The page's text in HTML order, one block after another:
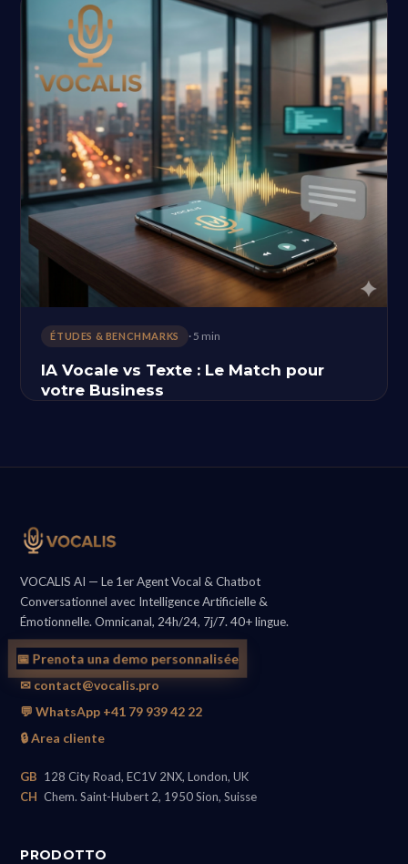
ÉTUDES & BENCHMARKS · 5 min
IA Vocale vs Texte : Le Match pour
votre Business
VOCALIS AI — Le 1er Agent Vocal & Chatbot
Conversationnel avec Intelligence Artificielle &
Émotionnelle. Omnicanal, 24h/24, 7j/7. 40+ lingue.
📅 Prenota una demo personnalisée
✉ contact@vocalis.pro
💬 WhatsApp +41 79 939 42 22
🔒 Area cliente
GB 128 City Road, EC1V 2NX, London, UK
CH Chem. Saint-Hubert 2, 1950 Sion, Suisse
PRODOTTO